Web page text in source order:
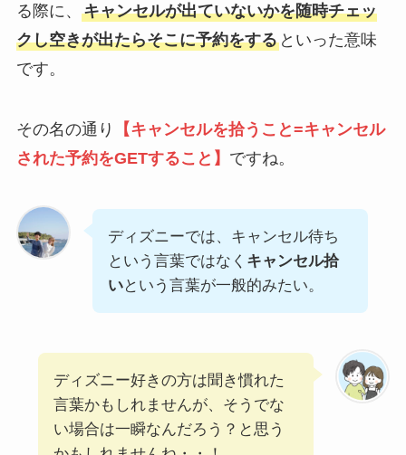
る際に、 キャンセルが出ていないかを随時チェッ
クし空きが出たらそこに予約をするといった意味
です。
その名の通り
【キャンセルを拾うこと=キャンセル
された予約をGETすること】 ですね。
ディズニーでは、キャンセル待ち
という言葉ではなく キャンセル拾
いという言葉が一般的みたい。
ディズニー好きの方は聞き慣れた
言葉かもしれませんが、そうでな
い場合は一瞬なんだろう？と思う